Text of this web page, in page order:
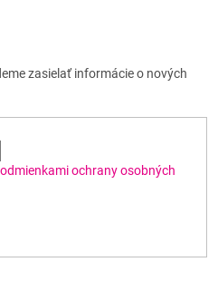
zasielať informácie o nových
ochrany osobných